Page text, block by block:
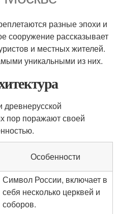
разные эпохи и
сооружение рассказывает
и местных жителей.
уникальными из них.
древнерусской
пор поражают своей
Особенности
Символ России, включает в
себя несколько церквей и
соборов.